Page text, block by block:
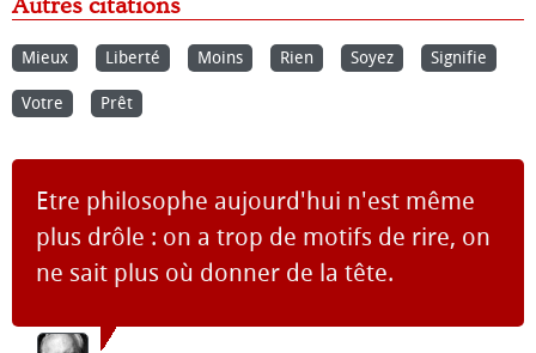
Autres citations
Mieux Liberté Moins Rien Soyez Signifie
Votre Prêt
Etre philosophe aujourd'hui n'est même
plus drôle : on a trop de motifs de rire, on
ne sait plus où donner de la tête.